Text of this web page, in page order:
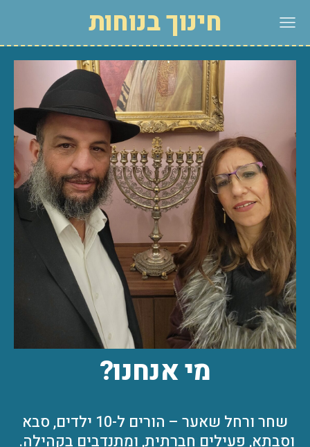
חינוך בנוחות
מי אנחנו?
שחר ורחל שאער – הורים ל-10 ילדים, סבא
וסבתא, פעילים חברתית, ומתנדבים בקהילה.